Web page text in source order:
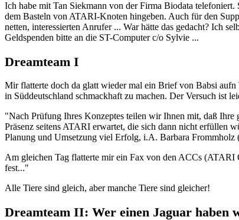
Ich habe mit Tan Siekmann von der Firma Biodata
dem Basteln von ATARI-Knoten hingeben. Auch für den
netten, interessierten Anrufer ... War hätte das gedacht? Ich
Geldspenden bitte an die ST-Computer c/o Sylvie ...
Dreamteam I
Mir flatterte doch da glatt wieder mal ein Brief von Babsi
in Süddeutschland schmackhaft zu machen. Der Versuch ist
"Nach Prüfung Ihres Konzeptes teilen wir Ihnen mit, daß Ihre
Präsenz seitens ATARI erwartet, die sich dann nicht erfüllen
Planung und Umsetzung viel Erfolg, i.A. Barbara Frommholz
Am gleichen Tag flatterte mir ein Fax von den ACCs (ATARI
fest..."
Alle Tiere sind gleich, aber manche Tiere sind gleicher!
Dreamteam II: Wer einen Jaguar haben